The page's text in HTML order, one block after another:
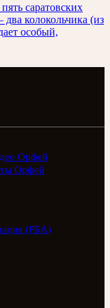
саратовских
колокольчика (из
особый,
Орфей
Орфей
(РБА)